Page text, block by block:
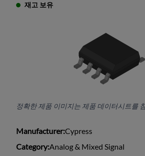
재고 보유
정확한 제품 이미지는 제품 데이터시트를
Manufacturer:Cypress
Category:Analog & Mixed Signal